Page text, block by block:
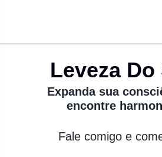
Leveza Do
Expanda sua
encontre
Fale comigo e